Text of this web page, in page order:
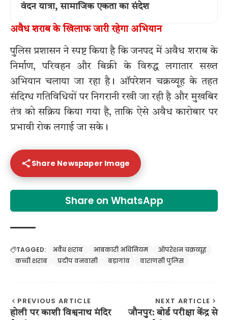
वंदन यात्रा, सामाजिक एकता का संदेश
अवैध शराब के खिलाफ जारी रहेगा अभियान
पुलिस प्रशासन ने स्पष्ट किया है कि जनपद में अवैध शराब के
निर्माण, परिवहन और बिक्री के विरुद्ध लगातार सख्त
अभियान चलाया जा रहा है। ऑपरेशन चक्रव्यूह के तहत
संदिग्ध गतिविधियों पर निगरानी रखी जा रही है और मुखबिर
तंत्र को सक्रिय किया गया है, ताकि ऐसे अवैध कारोबार पर
प्रभावी रोक लगाई जा सके।
Share Newspaper Image
Share on WhatsApp
TAGGED: अवैध शराब आबकारी अधिनियम
ऑपरेशन चक्रव्यूह
कच्ची शराब
प्रदीप वनवासी बड़ागांव वाराणसी पुलिस
PREVIOUS ARTICLE
होली पर काशी विश्वनाथ मंदिर
NEXT ARTICLE
जौनपुर: बोर्ड परीक्षा केंद्र से